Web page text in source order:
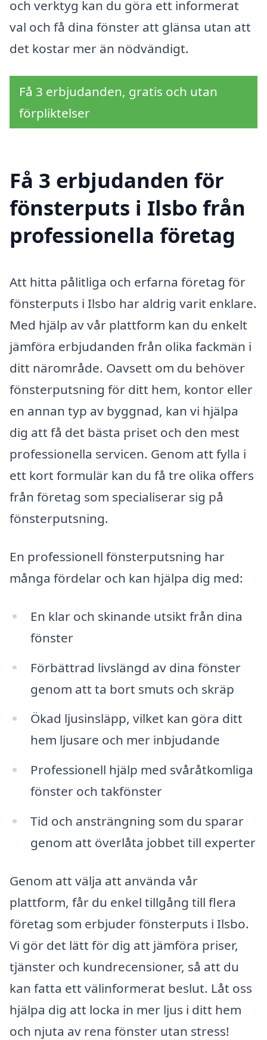
och verktyg kan du göra ett informerat
val och få dina fönster att glänsa utan att
det kostar mer än nödvändigt.
Få 3 erbjudanden, gratis och utan
förpliktelser
Få 3 erbjudanden för
fönsterputs i Ilsbo från
professionella företag
Att hitta pålitliga och erfarna företag för
fönsterputs i Ilsbo har aldrig varit enklare.
Med hjälp av vår plattform kan du enkelt
jämföra erbjudanden från olika fackmän i
ditt närområde. Oavsett om du behöver
fönsterputsning för ditt hem, kontor eller
en annan typ av byggnad, kan vi hjälpa
dig att få det bästa priset och den mest
professionella servicen. Genom att fylla i
ett kort formulär kan du få tre olika offers
från företag som specialiserar sig på
fönsterputsning.
En professionell fönsterputsning har
många fördelar och kan hjälpa dig med:
En klar och skinande utsikt från dina
fönster
Förbättrad livslängd av dina fönster
genom att ta bort smuts och skräp
Ökad ljusinsläpp, vilket kan göra ditt
hem ljusare och mer inbjudande
Professionell hjälp med svåråtkomliga
fönster och takfönster
Tid och ansträngning som du sparar
genom att överlåta jobbet till experter
Genom att välja att använda vår
plattform, får du enkel tillgång till flera
företag som erbjuder fönsterputs i Ilsbo.
Vi gör det lätt för dig att jämföra priser,
tjänster och kundrecensioner, så att du
kan fatta ett välinformerat beslut. Låt oss
hjälpa dig att locka in mer ljus i ditt hem
och njuta av rena fönster utan stress!